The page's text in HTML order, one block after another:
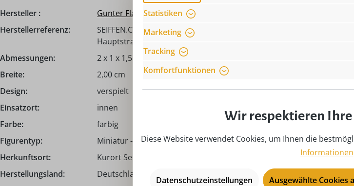
Hersteller :
Gunter Flath
Herstellerreferenz:
SEIFFEN.COM by Nestler GmbH, c/o Gunter Flath,
Hauptstraße 132, 09548 Seiffen, info@seiffen.com
Abmessungen:
2 x 1 x 1,5 cm
Breite:
2,00 cm
Design:
verspielt
Einsatzort:
innen
Farbe:
farbig
Figurentyp:
Miniatur - Figuren
Herkunftsort:
Kurort Seiffen | Erzgebirge
Herstellungsland:
Deutschland – Made in Germany
Serie:
Tiefe:
Statistiken
Marketing
Tracking
Komfortfunktionen
Wir respektieren
Diese Website verwendet Cookies, um Ihnen die
Informationen
Datenschutzeinstellungen Ausgewählte Cookies